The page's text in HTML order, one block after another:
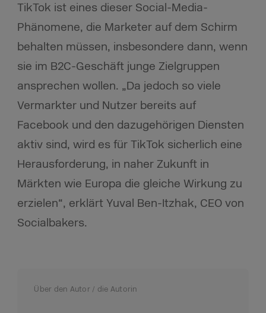
TikTok ist eines dieser Social-Media-
Phänomene, die Marketer auf dem Schirm
behalten müssen, insbesondere dann, wenn
sie im B2C-Geschäft junge Zielgruppen
ansprechen wollen. „Da jedoch so viele
Vermarkter und Nutzer bereits auf
Facebook und den dazugehörigen Diensten
aktiv sind, wird es für TikTok sicherlich eine
Herausforderung, in naher Zukunft in
Märkten wie Europa die gleiche Wirkung zu
erzielen“, erklärt Yuval Ben-Itzhak, CEO von
Socialbakers.
Über den Autor / die Autorin